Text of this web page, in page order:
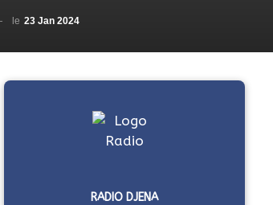
le 23 Jan 2024
RADIO DJENA